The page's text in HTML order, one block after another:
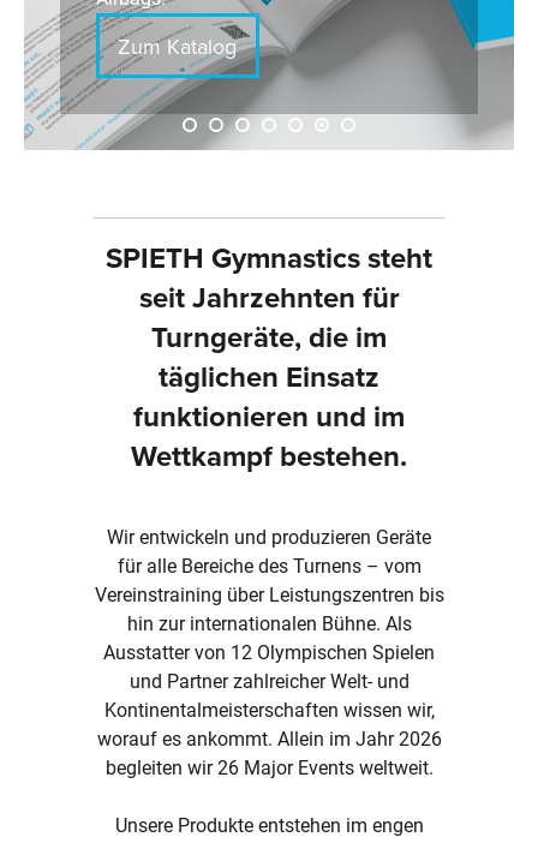
Zum Katalog
SPIETH Gymnastics steht
seit Jahrzehnten für
Turngeräte, die im
täglichen Einsatz
funktionieren und im
Wettkampf bestehen.
Wir entwickeln und produzieren Geräte
für alle Bereiche des Turnens – vom
Vereinstraining über Leistungszentren bis
hin zur internationalen Bühne. Als
Ausstatter von 12 Olympischen Spielen
und Partner zahlreicher Welt- und
Kontinentalmeisterschaften wissen wir,
worauf es ankommt. Allein im Jahr 2026
begleiten wir 26 Major Events weltweit.
Unsere Produkte entstehen im engen